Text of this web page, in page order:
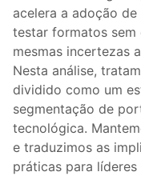
acelera a adoção
testar formatos sem
mesmas incertezas
Nesta análise,
dividido como um
segmentação de
tecnológica.
e traduzimos as
práticas para